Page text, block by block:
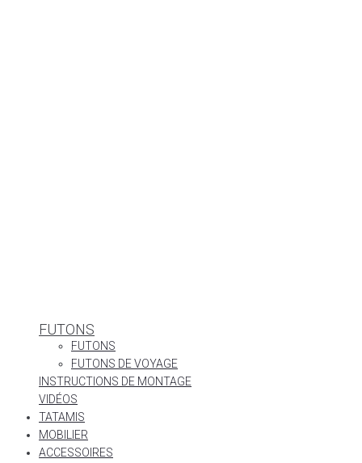
FUTONS
FUTONS
FUTONS DE VOYAGE
INSTRUCTIONS DE MONTAGE
VIDÉOS
TATAMIS
MOBILIER
ACCESSOIRES